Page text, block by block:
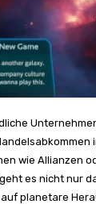
wie Allianzen
es nicht nur
planetare